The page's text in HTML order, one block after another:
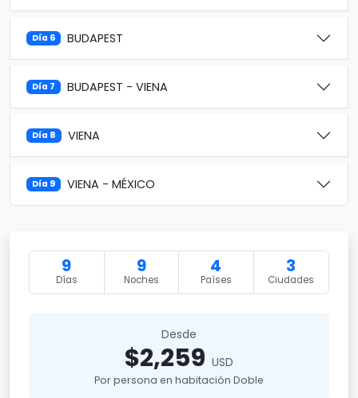
Día 6 BUDAPEST
Día 7 BUDAPEST - VIENA
Día 8 VIENA
Día 9 VIENA - MÉXICO
9
Días
9
Noches
4
Países
3
Ciudades
Desde
$2,259 USD
Por persona en habitación Doble